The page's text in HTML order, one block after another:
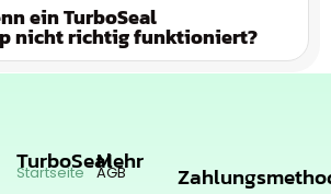
ein TurboSeal
nicht richtig funktioniert?
TurboSeal
Startseite
Mehr
AGB